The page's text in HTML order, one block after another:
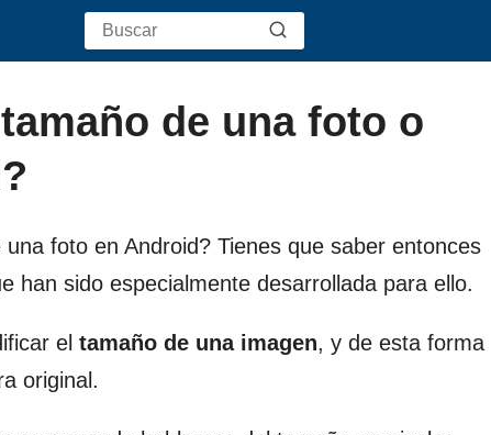
de una foto o
foto en Android? Tienes que saber entonces
han sido especialmente desarrollada para ello.
el tamaño de una imagen, y de esta forma
original.